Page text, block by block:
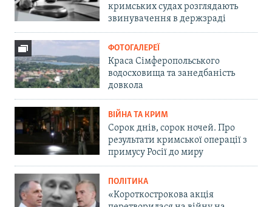
кримських судах розглядають
звинувачення в держзраді
ФОТОГАЛЕРЕЇ
Краса Сімферопольського
водосховища та занедбаність
довкола
ВІЙНА ТА КРИМ
Сорок днів, сорок ночей. Про
результати кримської операції з
примусу Росії до миру
ПОЛІТИКА
«Короткострокова акція